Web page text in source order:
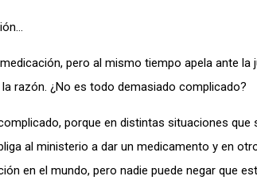
pero al mismo tiempo apela ante la
razón. ¿No es todo demasiado complicado?
porque en distintas situaciones
al ministerio a dar un medicamento y en
en el mundo, pero nadie puede negar que